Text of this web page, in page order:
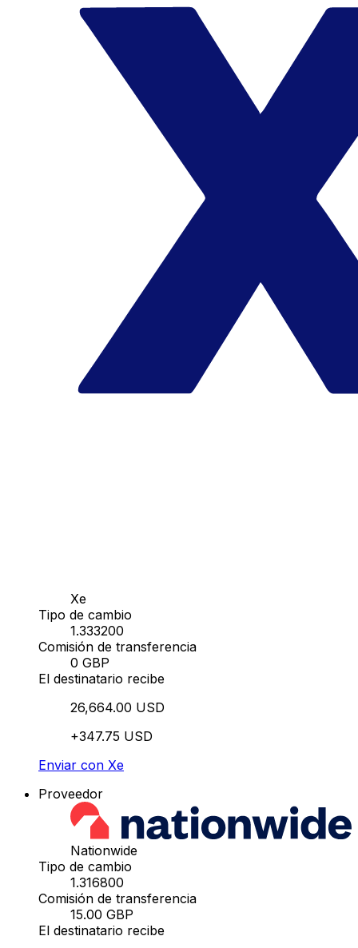
Xe
Tipo de cambio
1.333200
Comisión de transferencia
0 GBP
El destinatario recibe
26,664.00 USD
+347.75 USD
Enviar con Xe
Proveedor
Nationwide
Tipo de cambio
1.316800
Comisión de transferencia
15.00 GBP
El destinatario recibe